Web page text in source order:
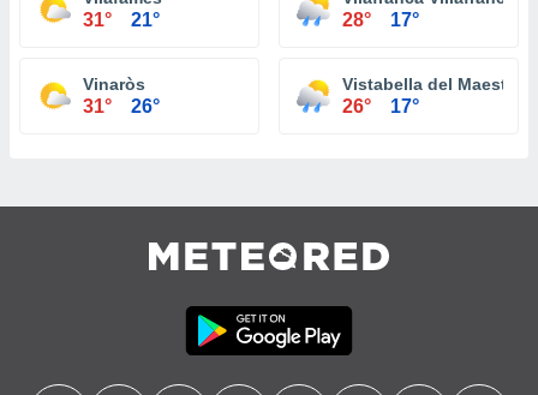
31° 21° 28° 17°
Vinaròs
31° 26°
Vistabella del
26° 17°